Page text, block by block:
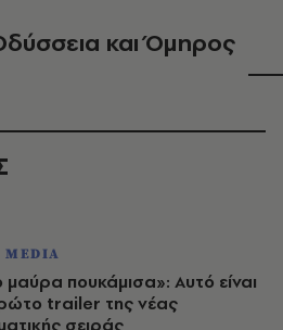
και Όμηρος
MEDIA
μαύρα πουκάμισα»: Αυτό είναι
trailer της νέας
σειράς